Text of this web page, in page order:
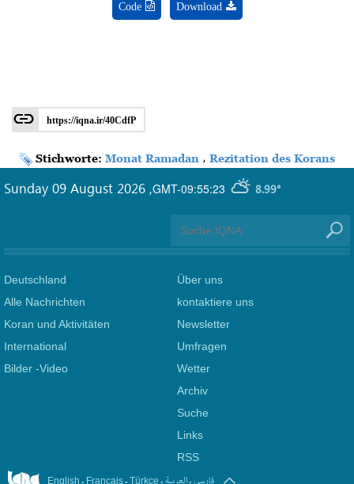
Code Download
https://iqna.ir/40CdfP
Stichworte: Monat Ramadan ، Rezitation des Korans
GMT-09:55:23 8.99°
Sunday 09 August 2026 ,
Deutschland
Alle Nachrichten
Koran und Aktivitäten
International
Bilder -Video
Über uns
kontaktiere uns
Newsletter
Umfragen
Wetter
Archiv
Suche
Links
RSS
English . Français. Türkçe . العربیة.فارسی